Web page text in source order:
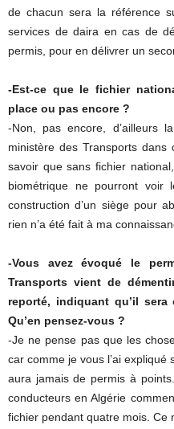
de chacun sera la référence
services de daira en cas de
permis, pour en délivrer un
-Est-ce que le fichier
place ou pas encore ?
-Non, pas encore, d’ailleurs
ministère des Transports
savoir que sans fichier
biométrique ne pourront voir
construction d’un siège pour
rien n’a été fait à ma
-Vous avez évoqué le
Transports vient de
reporté, indiquant qu’il
Qu’en pensez-vous ?
-Je ne pense pas que les
car comme je vous l’ai expliqué
aura jamais de permis à
conducteurs en Algérie
fichier pendant quatre mois. Ce